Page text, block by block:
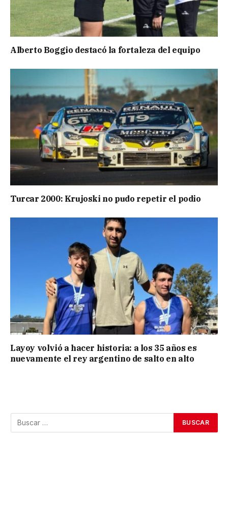
Alberto Boggio destacó la fortaleza del equipo
Turcar 2000: Krujoski no pudo repetir el podio
Layoy volvió a hacer historia: a los 35 años es
nuevamente el rey argentino de salto en alto